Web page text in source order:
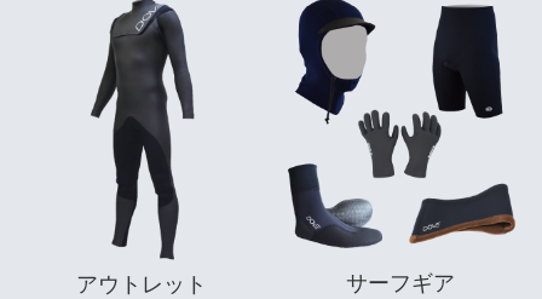
アウトレット サーフギア